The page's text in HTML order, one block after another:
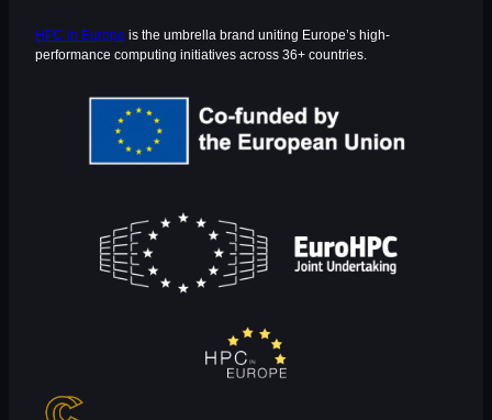
HPC in Europe is the umbrella brand uniting Europe’s high-
performance computing initiatives across 36+ countries.